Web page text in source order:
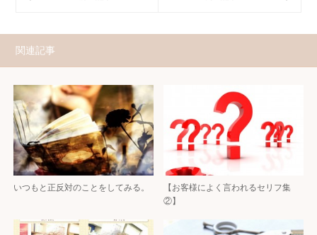
関連記事
いつもと正反対のことをしてみる。
【お客様によく言われるセリフ集
②】